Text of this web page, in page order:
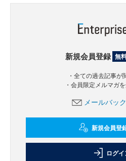
新規会員登録 無
・全ての過去記事が
・会員限定メルマガ
メールバッ
新規会員登
ログ